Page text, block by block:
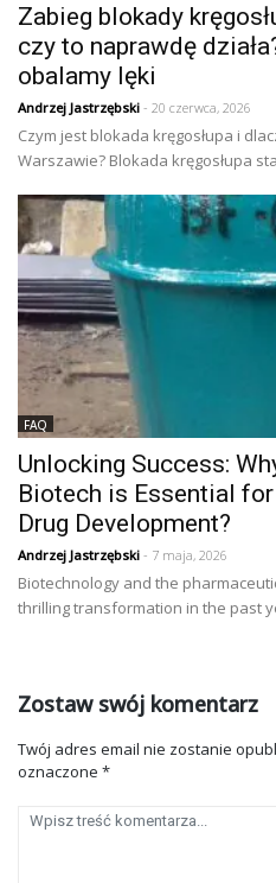
Zabieg blokady
czy to naprawdę
obalamy lęki
Andrzej Jastrzębski - 20 czerwca, 2026
Czym jest blokada kręgosłupa i
Warszawie? Blokada kręgosłupa
FAQ
Unlocking Success:
Biotech is Essential
Drug Development?
Andrzej Jastrzębski - 7 maja, 2026
Biotechnology and the
thrilling transformation in the past
Zostaw swój komentarz
Twój adres email nie zostanie
oznaczone *